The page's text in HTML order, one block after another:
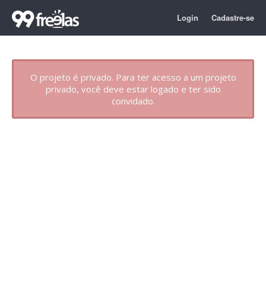
Login Cadastre-se
O projeto é privado. Para ter acesso a um projeto
privado, você deve estar logado e ter sido
convidado.